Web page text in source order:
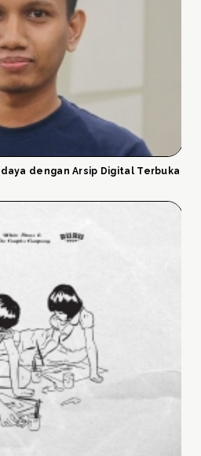
dengan Arsip Digital Terbuka